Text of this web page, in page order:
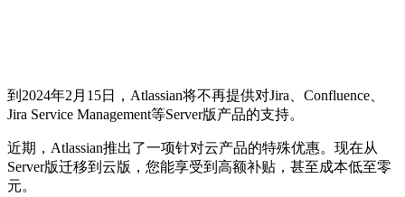
到2024年2月15日，Atlassian将不再提供对Jira、Confluence、
Jira Service Management等Server版产品的支持。
近期，Atlassian推出了一项针对云产品的特殊优惠。现在从
Server版迁移到云版，您能享受到高额补贴，甚至成本低至零
元。